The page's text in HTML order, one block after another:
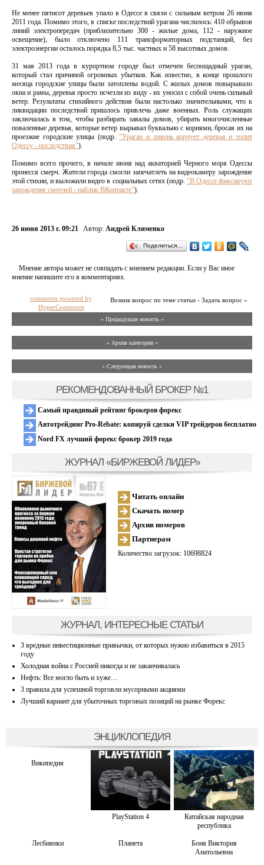
Не менее пятисот деревьев упало в Одессе в связи с сильным ветром 26 июня
2011 года. Помимо этого, в списке последствий урагана числилось: 410 обрывов
линий электропередач (приблизительно 300 - жилые дома, 112 - наружное
освещение), было отключено 111 трансформаторных подстанций, без
электроэнергии осталось порядка 8,5 тыс. частных и 58 высотных домов.
31 мая 2013 года в курортном городе был отмечен беспощадный ураган,
который стал причиной огромных убытков. Как известно, в конце прошлого
месяца городские улицы были затоплены водой. С жилых домов повырывало
окна и рамы, деревья просто исчезли из виду - их уносил с собой очень сильный
ветер. Результаты стихийного действия были настолько значительными, что к
ликвидации последствий пришлось привлечь даже военных. Роль служащих
заключалась в том, чтобы разбирать завалы домов, убирать многочисленные
поваленные деревья, которые ветер вырывал буквально с корнями, бросая их на
проезжие городские улицы (подр."Ураган и ливень корчует деревья и топит
Одессу - последствия").
Помимо всего прочего, в начале июня над акваторией Черного моря Одессы
пронесся смерч. Жители города смогли запечатлеть на видеокамеру зарождение
этой стихии, и выложили видео в социальных сетях (подр. "В Одессе фиксируют
зарождение смерчей - паблик ВКонтакте").
26 июня 2013 г. 09:21 Автор: Андрей Клименко
Поделиться…
Мнение автора может не совпадать с мнением редакции. Если у Вас иное
мнение напишите его в комментариях.
Возник вопрос по теме статьи - Задать вопрос »
comments powered by
HyperComments
« Предыдущая новость «
» Архив категории «
» Следующая новость »
РЕКОМЕНДОВАННЫЙ БРОКЕР №1
Самый правдивый рейтинг брокеров форекс
Автотрейдинг Pro-Rebate: копируй сделки VIP трейдеров бесплатно
Nord FX лучший форекс брокер 2019 года
ЖУРНАЛ «БИРЖЕВОЙ ЛИДЕР»
Читать онлайн
Скачать номер
Архив номеров
Партнерам
Количество загрузок: 10698824
ЖУРНАЛ, ИНТЕРЕСНЫЕ СТАТЬИ
3 вредные инвестиционные привычки, от которых нужно избавиться в 2015
году
Холодная война с Россией никогда и не заканчивалась
Нефть: Все могло быть и хуже…
3 правила для успешной торговли мусорными акциями
Лучший вариант для убыточных торговых позиций на рынке Форекс
ЭНЦИКЛОПЕДИЯ
Википедия
PlayStation 4
Китайская народная
республика
Лесбиянки Планета
Боня Виктория
Анатольевна